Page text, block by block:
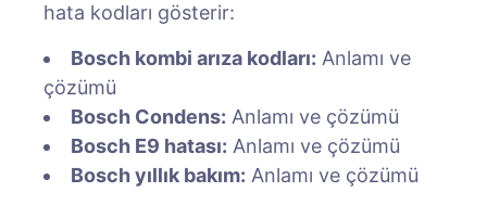
hata kodları gösterir:
Bosch kombi arıza kodları: Anlamı ve
çözümü
Bosch Condens: Anlamı ve çözümü
Bosch E9 hatası: Anlamı ve çözümü
Bosch yıllık bakım: Anlamı ve çözümü